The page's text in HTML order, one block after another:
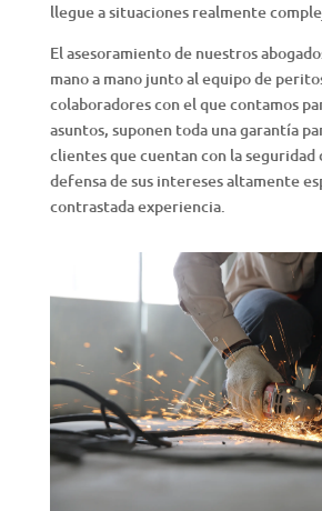
llegue a situaciones realmente
El asesoramiento de nuestros
mano a mano junto al equipo de
colaboradores con el que contamos
asuntos, suponen toda una garantía
clientes que cuentan con la seguridad
defensa de sus intereses altamente
contrastada experiencia.